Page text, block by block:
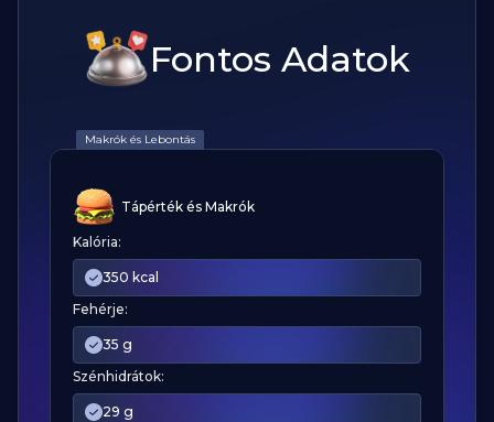
Fontos Adatok
Makrók és Lebontás
Tápérték és Makrók
Kalória:
350 kcal
Fehérje:
35 g
Szénhidrátok:
29 g